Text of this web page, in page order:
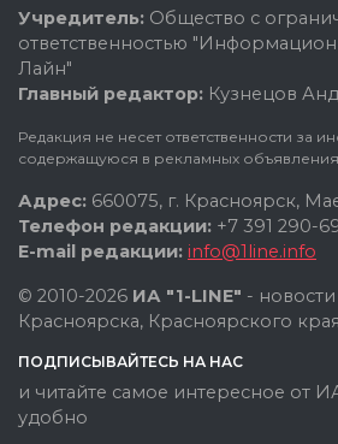
Учредитель: Общество с
ответственностью
Лайн"
Главный редактор: Кузнецов
Редакция не несет ответственности за
содержащуюся в рекламных
Адрес: 660075, г. Красноярск,
Телефон редакции: +7 391 290-
E-mail редакции: info@1line.info
© 2010-2026 ИА "1-LINE" -
Красноярска, Красноярского
ПОДПИСЫВАЙТЕСЬ НА НАС
и читайте самое интересное от
удобно